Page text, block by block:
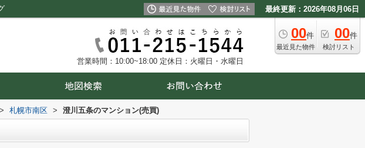
最終更新：2026年08月06日
00件
最近見た物件
00件
検討リスト
営業時間：10:00~18:00 定休日：火曜日・水曜日
> 札幌市南区 > 澄川五条のマンション(売買)